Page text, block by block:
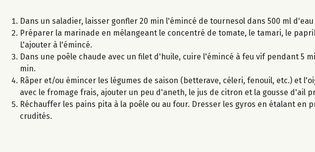
Dans un saladier, laisser gonfler 20 min l'émincé de tournesol dans 500 ml
Préparer la marinade en mélangeant le concentré de tomate, le tamari, le
L'ajouter à l'émincé.
Dans une poêle chaude avec un filet d'huile, cuire l'émincé à feu vif pendant 5
min.
Râper et/ou émincer les légumes de saison (betterave, céleri, fenouil, etc.) et
avec le fromage frais, ajouter un peu d'aneth, le jus de citron et la gousse d'ail
Réchauffer les pains pita à la poêle ou au four. Dresser les gyros en étalant en
crudités.